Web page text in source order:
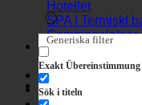
Generiska filter
Exakt Übereinstimmung
Sök i titeln
Skräckshow
Hotellet
SPA | Termiskt
Campingplatser
MEDICINSK